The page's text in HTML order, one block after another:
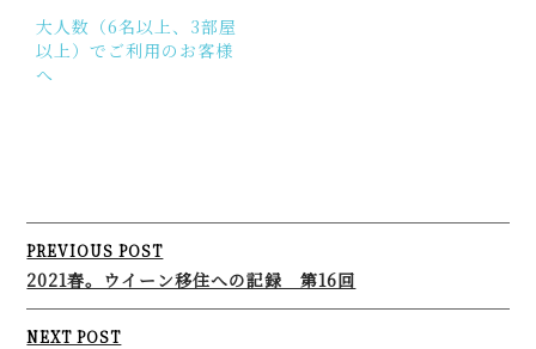
大人数（6名以上、3部屋
以上）でご利用のお客様
へ
Post
navigation
PREVIOUS POST
2021春。ウイーン移住への記録 第16回
NEXT POST